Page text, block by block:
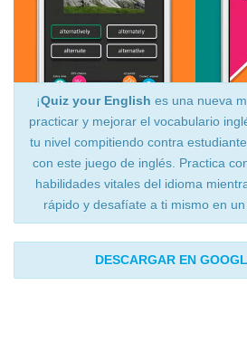
¡Quiz your English es una nueva
practicar y mejorar el vocabulario
tu nivel compitiendo contra
con este juego de inglés. Practica
habilidades vitales del idioma
rápido y desafíate a ti mismo en
DESCARGAR EN